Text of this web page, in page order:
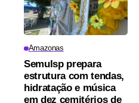
Amazonas
Semulsp prepara
estrutura com tendas,
hidratação e música
em dez cemitérios de